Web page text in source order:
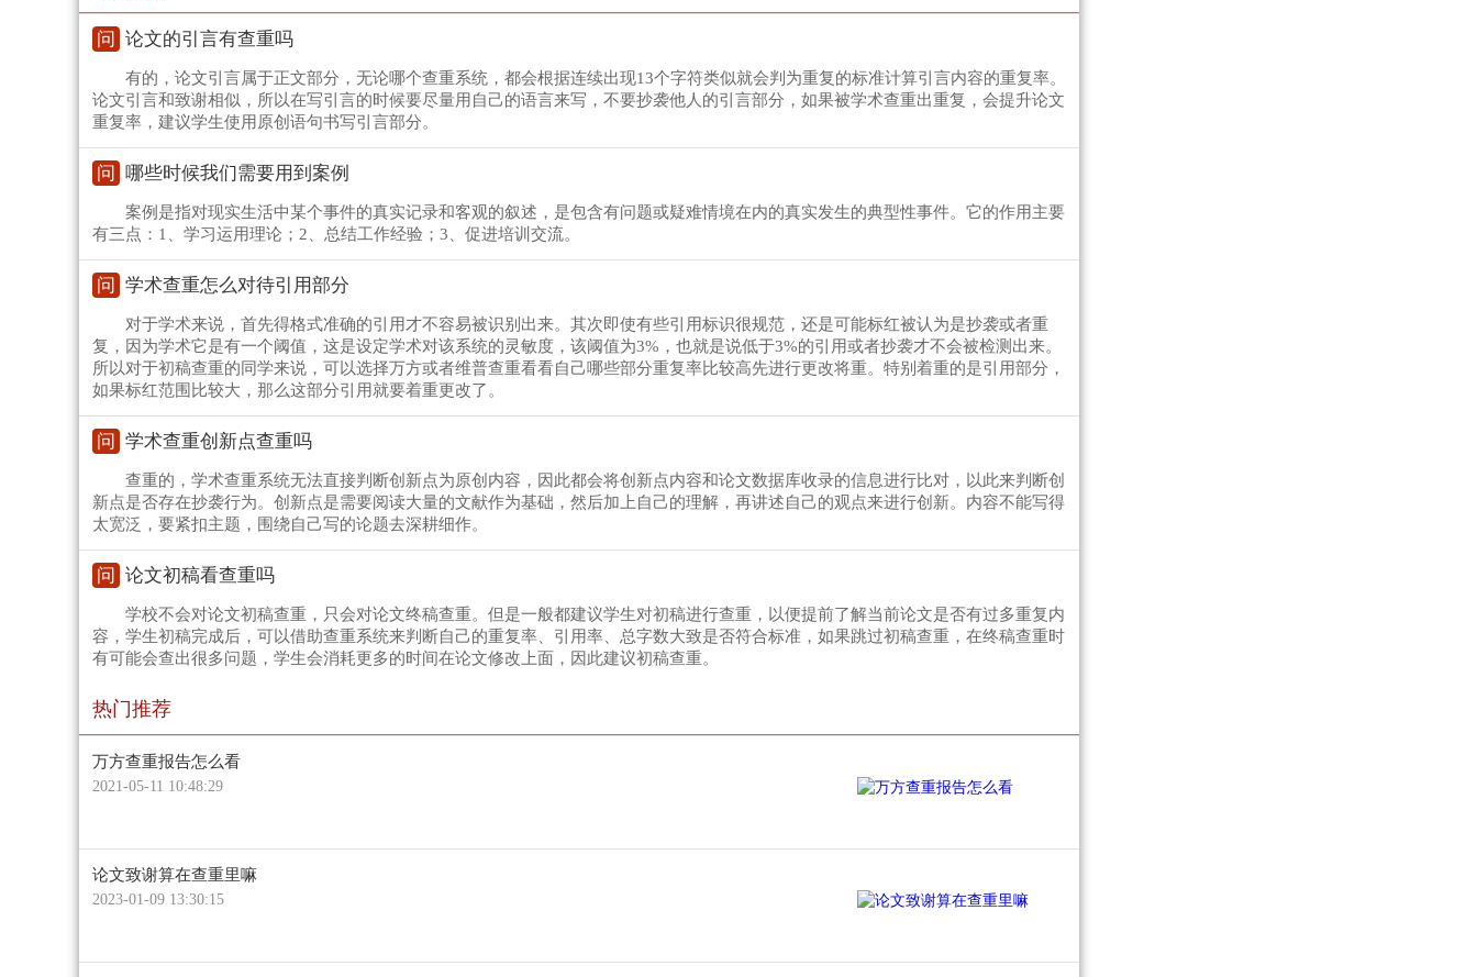
问 论文的引言有查重吗
有的，论文引言属于正文部分，无论哪个查重系统，都会根据连续出现13个字符类似就会判为重复的标准计算引言内容的重复率。
论文引言和致谢相似，所以在写引言的时候要尽量用自己的语言来写，不要抄袭他人的引言部分，如果被学术查重出重复，会提升论文
重复率，建议学生使用原创语句书写引言部分。
问 哪些时候我们需要用到案例
案例是指对现实生活中某个事件的真实记录和客观的叙述，是包含有问题或疑难情境在内的真实发生的典型性事件。它的作用主要
有三点：1、学习运用理论；2、总结工作经验；3、促进培训交流。
问 学术查重怎么对待引用部分
对于学术来说，首先得格式准确的引用才不容易被识别出来。其次即使有些引用标识很规范，还是可能标红被认为是抄袭或者重
复，因为学术它是有一个阈值，这是设定学术对该系统的灵敏度，该阈值为3%，也就是说低于3%的引用或者抄袭才不会被检测出来。
所以对于初稿查重的同学来说，可以选择万方或者维普查重看看自己哪些部分重复率比较高先进行更改将重。特别着重的是引用部分，
如果标红范围比较大，那么这部分引用就要着重更改了。
问 学术查重创新点查重吗
查重的，学术查重系统无法直接判断创新点为原创内容，因此都会将创新点内容和论文数据库收录的信息进行比对，以此来判断创
新点是否存在抄袭行为。创新点是需要阅读大量的文献作为基础，然后加上自己的理解，再讲述自己的观点来进行创新。内容不能写得
太宽泛，要紧扣主题，围绕自己写的论题去深耕细作。
问 论文初稿看查重吗
学校不会对论文初稿查重，只会对论文终稿查重。但是一般都建议学生对初稿进行查重，以便提前了解当前论文是否有过多重复内
容，学生初稿完成后，可以借助查重系统来判断自己的重复率、引用率、总字数大致是否符合标准，如果跳过初稿查重，在终稿查重时
有可能会查出很多问题，学生会消耗更多的时间在论文修改上面，因此建议初稿查重。
热门推荐
万方查重报告怎么看
2021-05-11 10:48:29
论文致谢算在查重里嘛
2023-01-09 13:30:15